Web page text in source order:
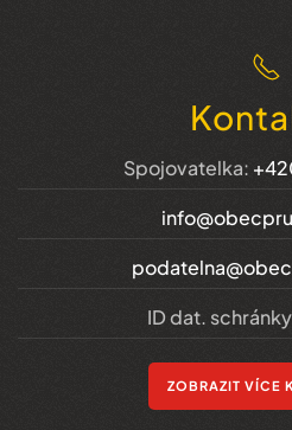
Spojovatelka:
ID dat.
ZOBRAZIT VÍCE